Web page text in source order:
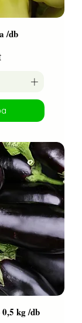
/db
kg /db